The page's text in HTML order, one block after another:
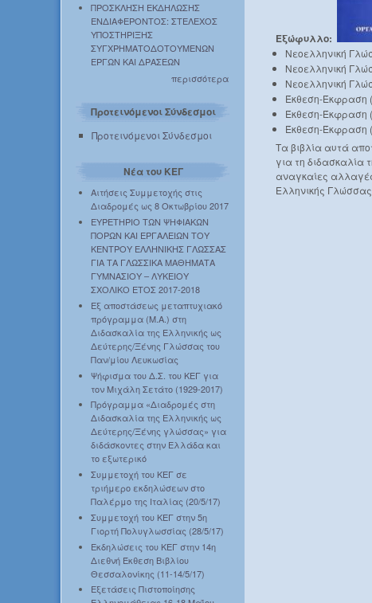
ΠΡΟΣΚΛΗΣΗ ΕΚΔΗΛΩΣΗΣ
ΕΝΔΙΑΦΕΡΟΝΤΟΣ: ΣΤΕΛΕΧΟΣ
ΥΠΟΣΤΗΡΙΞΗΣ
ΣΥΓΧΡΗΜΑΤΟΔΟΤΟΥΜΕΝΩΝ
ΕΡΓΩΝ ΚΑΙ ΔΡΑΣΕΩΝ
περισσότερα
Προτεινόμενοι Σύνδεσμοι
Προτεινόμενοι Σύνδεσμοι
Νέα του ΚΕΓ
Αιτήσεις Συμμετοχής στις
Διαδρομές ως 8 Οκτωβρίου 2017
ΕΥΡΕΤΗΡΙΟ ΤΩΝ ΨΗΦΙΑΚΩΝ
ΠΟΡΩΝ ΚΑΙ ΕΡΓΑΛΕΙΩΝ ΤΟΥ
ΚΕΝΤΡΟΥ ΕΛΛΗΝΙΚΗΣ ΓΛΩΣΣΑΣ
ΓΙΑ ΤΑ ΓΛΩΣΣΙΚΑ ΜΑΘΗΜΑΤΑ
ΓΥΜΝΑΣΙΟΥ – ΛΥΚΕΙΟΥ
ΣΧΟΛΙΚΟ ΕΤΟΣ 2017-2018
Εξ αποστάσεως μεταπτυχιακό
πρόγραμμα (Μ.Α.) στη
Διδασκαλία της Ελληνικής ως
Δεύτερης/Ξένης Γλώσσας του
Παν/μίου Λευκωσίας
Ψήφισμα του Δ.Σ. του ΚΕΓ για
τον Μιχάλη Σετάτο (1929-2017)
Πρόγραμμα «Διαδρομές στη
Διδασκαλία της Ελληνικής ως
Δεύτερης/Ξένης γλώσσας» για
διδάσκοντες στην Ελλάδα και
το εξωτερικό
Συμμετοχή του ΚΕΓ σε
τριήμερο εκδηλώσεων στο
Παλέρμο της Ιταλίας (20/5/17)
Συμμετοχή του ΚΕΓ στην 5η
Γιορτή Πολυγλωσσίας (28/5/17)
Εκδηλώσεις του ΚΕΓ στην 14η
Διεθνή Έκθεση Βιβλίου
Θεσσαλονίκης (11-14/5/17)
Εξετάσεις Πιστοποίησης
Εξώφυλλο:
Νεοελληνική
Νεοελληνική
Νεοελληνική
Έκθεση-Έκφραση
Έκθεση-Έκφραση
Έκθεση-Έκφραση
Τα βιβλία αυτά
για τη διδασκαλία
αναγκαίες
Ελληνικής Γλώσσας